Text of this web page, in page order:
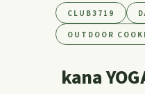
CLUB3719
OUTDOOR
kana